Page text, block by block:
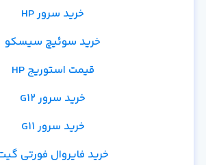
خرید سرور HP
خرید سوئیچ سیسکو
قیمت استوریج HP
خرید سرور G12
خرید سرور G11
خرید فایروال فورتی